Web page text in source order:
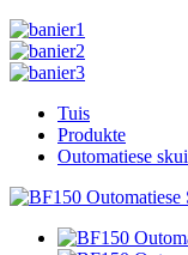
Tuis
Produkte
Outomatiese